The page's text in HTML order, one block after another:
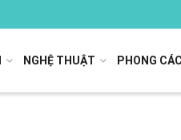
NGHỆ THUẬT PHONG